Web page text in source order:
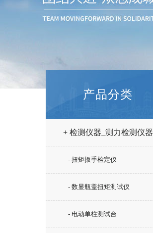
产品分类
+ 检测仪器_测力检测仪器
- 扭矩扳手检定仪
- 数显瓶盖扭矩测试仪
- 电动单柱测试台